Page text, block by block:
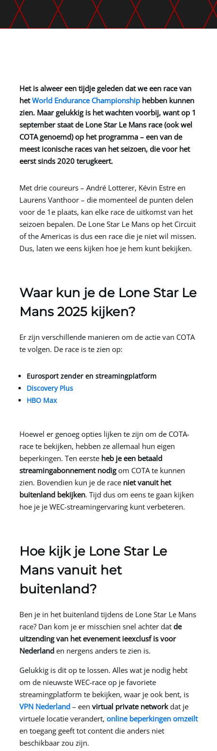
Het is alweer een tijdje geleden dat we een race van
hetWorld Endurance Championship hebben kunnen
zien. Maar gelukkig is het wachten voorbij, want op 1
september staat de Lone Star Le Mans race (ook wel
COTA genoemd) op het programma – een van de
meest iconische races van het seizoen, die voor het
eerst sinds 2020 terugkeert.
Met drie coureurs – André Lotterer, Kévin Estre en
Laurens Vanthoor – die momenteel de punten delen
voor de 1e plaats, kan elke race de uitkomst van het
seizoen bepalen. De Lone Star Le Mans op het Circuit
of the Americas is dus een race die je niet wil missen.
Dus, laten we eens kijken hoe je hem kunt bekijken.
Waar kun je de Lone Star Le
Mans 2025 kijken?
Er zijn verschillende manieren om de actie van COTA
te volgen. De race is te zien op:
Eurosport zender en streamingplatform
Discovery Plus
HBO Max
Hoewel er genoeg opties lijken te zijn om de COTA-
race te bekijken, hebben ze allemaal hun eigen
beperkingen. Ten eerste heb je een betaald
streamingabonnement nodigom COTA te kunnen
zien. Bovendien kun je de race niet vanuit het
buitenland bekijken. Tijd dus om eens te gaan kijken
hoe je je WEC-streamingervaring kunt verbeteren.
Hoe kijk je Lone Star Le
Mans vanuit het
buitenland?
Ben je in het buitenland tijdens de Lone Star Le Mans
race? Dan kom je er misschien snel achter dat de
uitzending van het evenement ieexclusf is voor
Nederland en nergens anders te zien is.
Gelukkig is dit op te lossen. Alles wat je nodig hebt
om de nieuwste WEC-race op je favoriete
streamingplatform te bekijken, waar je ook bent, is
VPN Nederland – een virtual private networkdat je
virtuele locatie verandert, online beperkingen omzeilt
en toegang geeft tot content die anders niet
beschikbaar zou zijn.